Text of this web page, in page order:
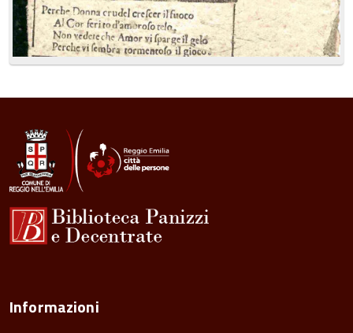
Informazioni